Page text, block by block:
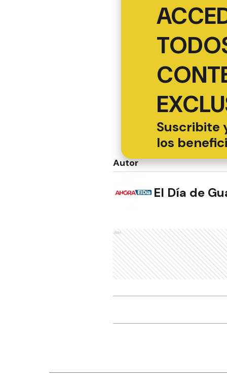
Suscribite
los
Autor
El Día de
Ads